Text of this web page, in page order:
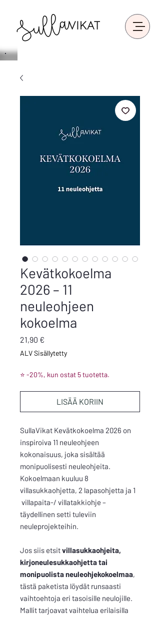
Kevätkokoelma
2026 – 11
neuleohjeen
kokoelma
21,90 €
ALV Sisällytetty
⭐ -20%, kun ostat 5 tuotetta.
LISÄÄ KORIIN
SullaVikat Kevätkokoelma 2026 on
inspiroiva 11 neuleohjeen
kokonaisuus, joka sisältää
monipuolisesti neuleohjeita.
Kokoelmaan kuuluu 8
villasukkaohjetta, 2 lapasohjetta ja 1
villapaita-/ villatakkiohje –
täydellinen setti tuleviin
neuleprojekteihin.
Jos siis etsitvillasukkaohjeita,
kirjoneulesukkaohjetta tai
monipuolista neuleohjekokoelmaa,
tästä paketista löydät runsaasti
vaihtoehtoja eri tasoisille neulojille.
Mallit tarjoavat vaihtelua erilaisilla